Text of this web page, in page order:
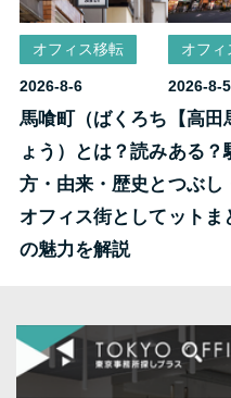
オフィス移転
2026-8-6
馬喰町（ばくろち
ょう）とは？読み
方・由来・歴史と
オフィス街として
の魅力を解説
オフィ
2026-8-5
【高
ある？
つぶし
ットま